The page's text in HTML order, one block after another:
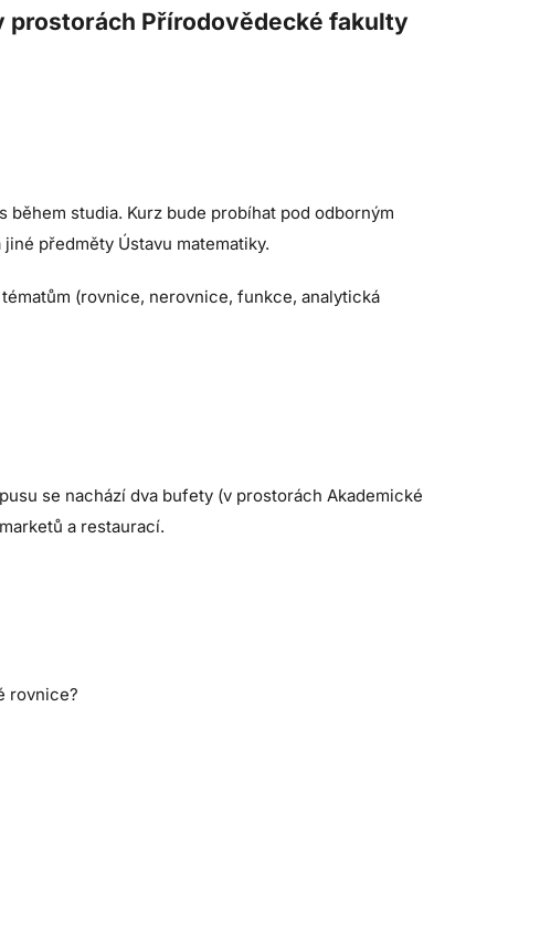
prostorách Přírodovědecké fakulty
studia. Kurz bude probíhat pod odborným
předměty Ústavu matematiky.
(rovnice, nerovnice, funkce, analytická
se nachází dva bufety (v prostorách Akademické
a restaurací.
rovnice?